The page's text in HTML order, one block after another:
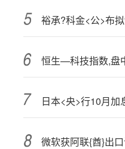
裕承?科金<公>布
微软获阿联{酋}出